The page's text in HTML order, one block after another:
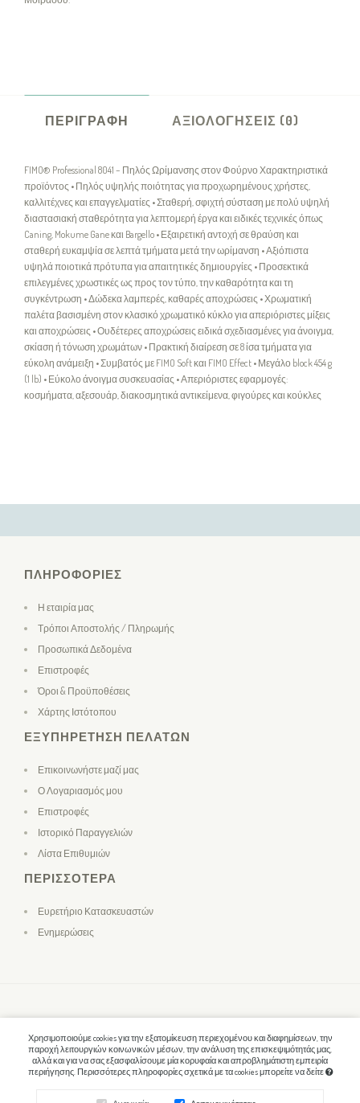
Χρησιμοποιούμε cookies για την εξατομίκευση περιεχομένου και διαφημίσεων, την
παροχή λειτουργιών κοινωνικών μέσων, την ανάλυση της επισκεψιμότητάς μας,
αλλά και για να σας εξασφαλίσουμε μία κορυφαία και απροβλημάτιστη εμπειρία
περιήγησης. Περισσότερες πληροφορίες σχετικά με τα cookies μπορείτε να δείτε
ΠΕΡΙΓΡΑΦΉ ΑΞΙΟΛΟΓΉΣΕΙΣ (0)
FIMO® Professional 8041 – Πηλός Ωρίμανσης στον Φούρνο Χαρακτηριστικά
προϊόντος • Πηλός υψηλής ποιότητας για προχωρημένους χρήστες,
καλλιτέχνες και επαγγελματίες • Σταθερή, σφιχτή σύσταση με πολύ υψηλή
διαστασιακή σταθερότητα για λεπτομερή έργα και ειδικές τεχνικές όπως
Caning, Mokume Gane και Bargello • Εξαιρετική αντοχή σε θραύση και
σταθερή ευκαμψία σε λεπτά τμήματα μετά την ωρίμανση • Αξιόπιστα
υψηλά ποιοτικά πρότυπα για απαιτητικές δημιουργίες • Προσεκτικά
επιλεγμένες χρωστικές ως προς τον τύπο, την καθαρότητα και τη
συγκέντρωση • Δώδεκα λαμπερές, καθαρές αποχρώσεις • Χρωματική
παλέτα βασισμένη στον κλασικό χρωματικό κύκλο για απεριόριστες μίξεις
και αποχρώσεις • Ουδέτερες αποχρώσεις ειδικά σχεδιασμένες για άνοιγμα,
σκίαση ή τόνωση χρωμάτων • Πρακτική διαίρεση σε 8 ίσα τμήματα για
εύκολη ανάμειξη • Συμβατός με FIMO Soft και FIMO Effect • Μεγάλο block 454 g
(1 lb) • Εύκολο άνοιγμα συσκευασίας • Απεριόριστες εφαρμογές:
κοσμήματα, αξεσουάρ, διακοσμητικά αντικείμενα, φιγούρες και κούκλες
ΠΛΗΡΟΦΟΡΊΕΣ
Η εταιρία μας
Τρόποι Αποστολής / Πληρωμής
Προσωπικά Δεδομένα
Επιστροφές
Όροι & Προϋποθέσεις
Χάρτης Ιστότοπου
ΕΞΥΠΗΡΈΤΗΣΗ ΠΕΛΑΤΏΝ
Επικοινωνήστε μαζί μας
Ο Λογαριασμός μου
Επιστροφές
Ιστορικό Παραγγελιών
Λίστα Επιθυμιών
ΠΕΡΙΣΣΌΤΕΡΑ
Ευρετήριο Κατασκευαστών
Ενημερώσεις